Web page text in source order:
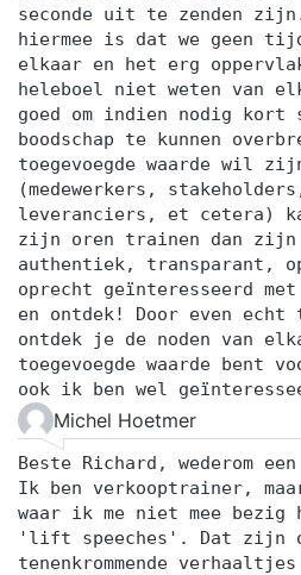
seconde uit te zenden
hiermee is dat we geen tijd
elkaar en het erg
heleboel niet weten van
goed om indien nodig kort
boodschap te kunnen
toegevoegde waarde wil
(medewerkers,
leveranciers, et cetera)
zijn oren trainen dan zijn
authentiek, transparant,
oprecht geïnteresseerd
en ontdek! Door even echt
ontdek je de noden van
toegevoegde waarde bent
ook ik ben wel
Michel Hoetmer
Beste Richard, wederom
Ik ben verkooptrainer,
waar ik me niet mee bezig
'lift speeches'. Dat zijn
tenenkrommende